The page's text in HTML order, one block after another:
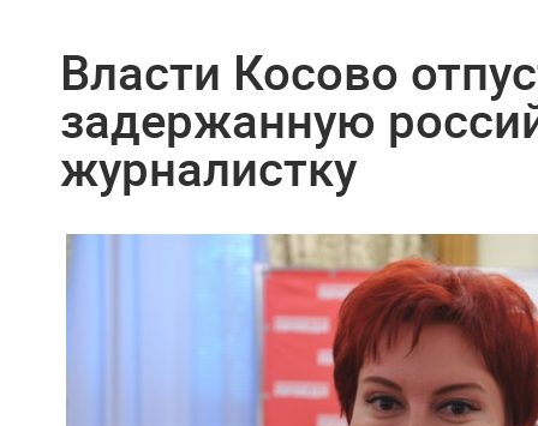
Власти Косово
задержанную
журналистку